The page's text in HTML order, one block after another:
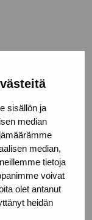
sisällön ja
median
median,
tietoja
voivat
olet antanut
heidän
aktuella